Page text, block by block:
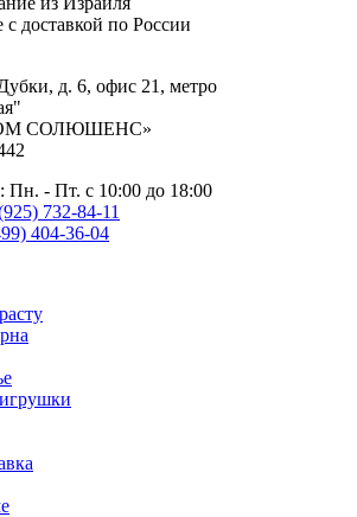
доставкой по России
д. 6, офис 21, метро
СОЛЮШЕНС»
Пн. - Пт. с 10:00 до 18:00
732-84-11
404-36-04